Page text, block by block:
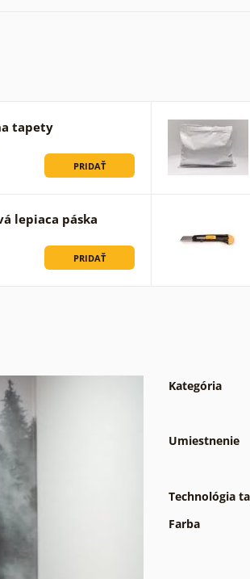
tapety
PRIDAŤ
lepiaca páska
PRIDAŤ
Kategória
Umiestnenie
Technológia
Farba